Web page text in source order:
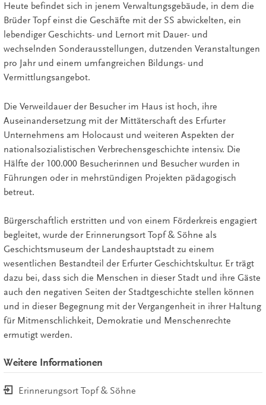
Heute befindet sich in jenem Verwaltungsgebäude, in dem die
Brüder Topf einst die Geschäfte mit der SS abwickelten, ein
lebendiger Geschichts- und Lernort mit Dauer- und
wechselnden Sonderausstellungen, dutzenden Veranstaltungen
pro Jahr und einem umfangreichen Bildungs- und
Vermittlungsangebot.
Die Verweildauer der Besucher im Haus ist hoch, ihre
Auseinandersetzung mit der Mittäterschaft des Erfurter
Unternehmens am Holocaust und weiteren Aspekten der
nationalsozialistischen Verbrechensgeschichte intensiv. Die
Hälfte der 100.000 Besucherinnen und Besucher wurden in
Führungen oder in mehrstündigen Projekten pädagogisch
betreut.
Bürgerschaftlich erstritten und von einem Förderkreis engagiert
begleitet, wurde der Erinnerungsort Topf & Söhne als
Geschichtsmuseum der Landeshauptstadt zu einem
wesentlichen Bestandteil der Erfurter Geschichtskultur. Er trägt
dazu bei, dass sich die Menschen in dieser Stadt und ihre Gäste
auch den negativen Seiten der Stadtgeschichte stellen können
und in dieser Begegnung mit der Vergangenheit in ihrer Haltung
für Mitmenschlichkeit, Demokratie und Menschenrechte
ermutigt werden.
Weitere Informationen
Erinnerungsort Topf & Söhne